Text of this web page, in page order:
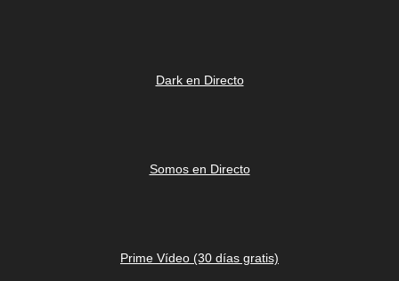
Dark en Directo
Somos en Directo
Prime Vídeo (30 días gratis)